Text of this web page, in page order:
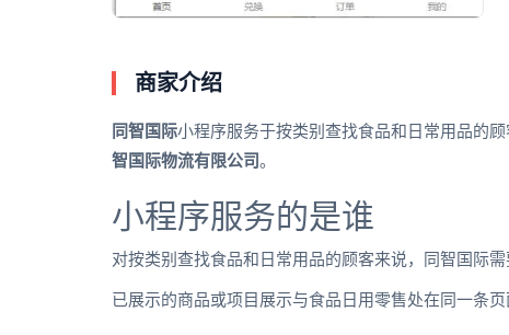
商家介绍
同智国际小程序服务于按类别查找食品和日常用品的
智国际物流有限公司 。
小程序服务的是谁
对按类别查找食品和日常用品的顾客来说，同智国际
已展示的商品或项目展示与食品日用零售处在同一条